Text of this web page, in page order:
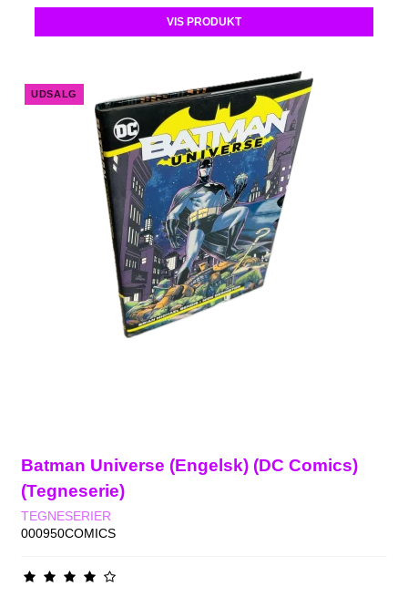
VIS PRODUKT
UDSALG
Batman Universe (Engelsk) (DC Comics)
(Tegneserie)
TEGNESERIER
000950COMICS